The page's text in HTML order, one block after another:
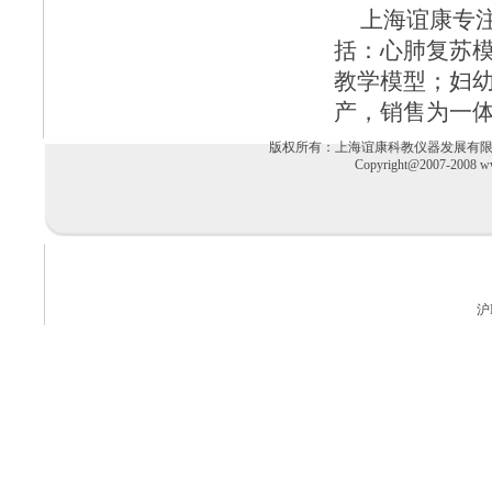
上海谊康专
括：心肺复苏
教学模型 ； 妇
产，销售为一
版权所有：上海谊康科教仪器发展有限
Copyright@2007-2008
沪